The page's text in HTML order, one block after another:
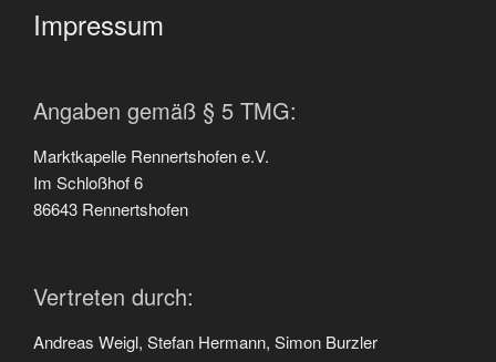
Impressum
Angaben gemäß § 5 TMG:
Marktkapelle Rennertshofen e.V.
Im Schloßhof 6
86643 Rennertshofen
Vertreten durch:
Andreas Weigl, Stefan Hermann, Simon Burzler